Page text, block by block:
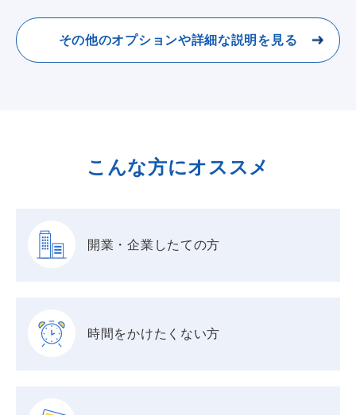
その他のオプションや詳細な説明を見る
こんな方にオススメ
開業・企業したての方
時間をかけたくない方